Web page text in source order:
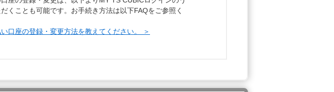
くことも可能です。お手続き方法は以下FAQをご参照く
口座の登録・変更方法を教えてください。 ＞